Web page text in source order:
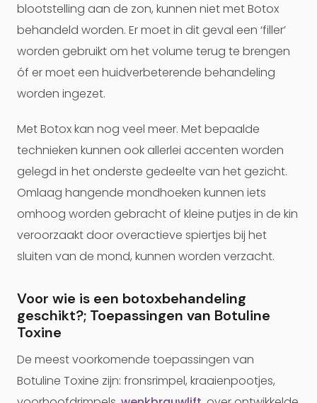
blootstelling aan de zon, kunnen niet met Botox
behandeld worden. Er moet in dit geval een ‘filler’
worden gebruikt om het volume terug te brengen
óf er moet een huidverbeterende behandeling
worden ingezet.
Met Botox kan nog veel meer. Met bepaalde
technieken kunnen ook allerlei accenten worden
gelegd in het onderste gedeelte van het gezicht.
Omlaag hangende mondhoeken kunnen iets
omhoog worden gebracht of kleine putjes in de kin
veroorzaakt door overactieve spiertjes bij het
sluiten van de mond, kunnen worden verzacht.
Voor wie is een botoxbehandeling
geschikt?; Toepassingen van Botuline
Toxine
De meest voorkomende toepassingen van
Botuline Toxine zijn: fronsrimpel, kraaienpootjes,